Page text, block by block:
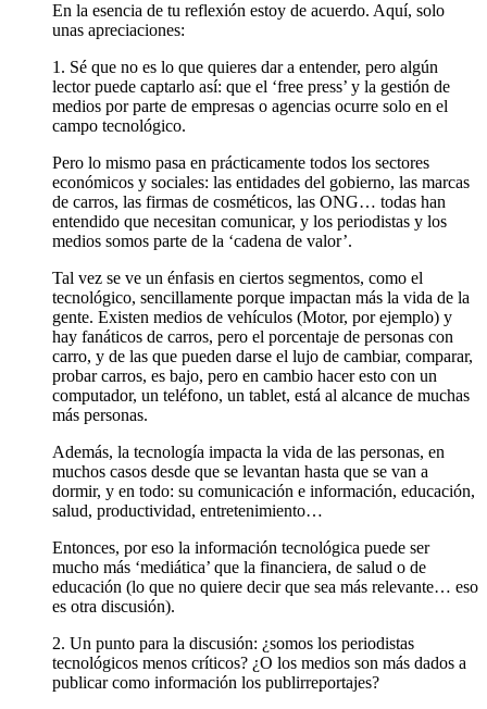
En la esencia de tu reflexión estoy de acuerdo. Aquí, solo
unas apreciaciones:
1. Sé que no es lo que quieres dar a entender, pero algún
lector puede captarlo así: que el ‘free press’ y la gestión de
medios por parte de empresas o agencias ocurre solo en el
campo tecnológico.
Pero lo mismo pasa en prácticamente todos los sectores
económicos y sociales: las entidades del gobierno, las marcas
de carros, las firmas de cosméticos, las ONG… todas han
entendido que necesitan comunicar, y los periodistas y los
medios somos parte de la ‘cadena de valor’.
Tal vez se ve un énfasis en ciertos segmentos, como el
tecnológico, sencillamente porque impactan más la vida de la
gente. Existen medios de vehículos (Motor, por ejemplo) y
hay fanáticos de carros, pero el porcentaje de personas con
carro, y de las que pueden darse el lujo de cambiar, comparar,
probar carros, es bajo, pero en cambio hacer esto con un
computador, un teléfono, un tablet, está al alcance de muchas
más personas.
Además, la tecnología impacta la vida de las personas, en
muchos casos desde que se levantan hasta que se van a
dormir, y en todo: su comunicación e información, educación,
salud, productividad, entretenimiento…
Entonces, por eso la información tecnológica puede ser
mucho más ‘mediática’ que la financiera, de salud o de
educación (lo que no quiere decir que sea más relevante… eso
es otra discusión).
2. Un punto para la discusión: ¿somos los periodistas
tecnológicos menos críticos? ¿O los medios son más dados a
publicar como información los publirreportajes?